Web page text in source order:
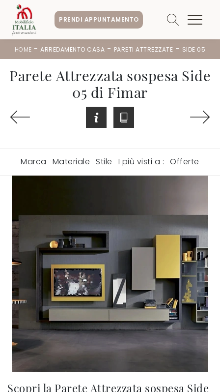
PRENDI APPUNTAMENTO
HOME -ARREDAMENTO CASA - PARETI ATTREZZATE - SIDE 05
Parete Attrezzata sospesa Side
05 di Fimar
Marca Materiale Stile I più visti a : Offerte
Scopri la Parete Attrezzata sospesa Side